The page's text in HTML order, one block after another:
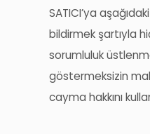
SATICI’ya
bildirmek şartıyla
sorumluluk
göstermeksizin
cayma hakkını